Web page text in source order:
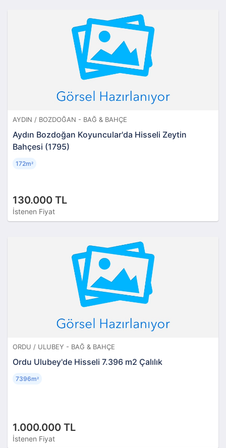
AYDIN / BOZDOĞAN - BAĞ & BAHÇE
Aydın Bozdoğan Koyuncular'da Hisseli Zeytin
Bahçesi (1795)
130.000 TL
İstenen Fiyat
172m²
ORDU / ULUBEY - BAĞ & BAHÇE
Ordu Ulubey'de Hisseli 7.396 m2 Çalılık
1.000.000 TL
İstenen Fiyat
7396m²